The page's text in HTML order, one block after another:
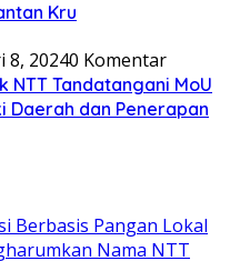
Kru
8, 20240 Komentar
NTT Tandatangani MoU
Daerah dan Penerapan